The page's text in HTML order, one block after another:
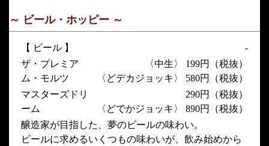
～ ビール・ホッピー ～
【 ビール 】
-
ザ・プレミア
ム・モルツ
〈中生〉 199円（税抜）
〈どデカジョッキ〉 580円（税抜）
マスターズドリ
ーム
290円（税抜）
〈どでかジョッキ〉 890円（税抜）
醸造家が目指した、夢のビールの味わい。
ビールに求めるいくつもの味わいが、飲み始めから